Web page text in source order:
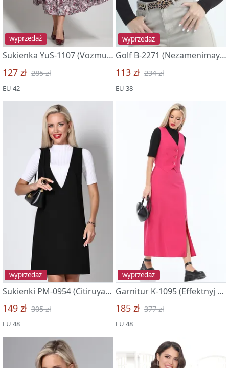
wyprzedaż
Sukienka YuS-1107 (Vozmutitelno krasivo, sharm nyu)
127 zł 285 zł
EU 42
wyprzedaż
Golf B-2271 (Nezamenimaya veshh, xit)
113 zł 234 zł
EU 38
wyprzedaż
Sukienki PM-0954 (Citiruya klassiku)
149 zł 305 zł
EU 48
wyprzedaż
Garnitur K-1095 (Effektnyj obraz)
185 zł 377 zł
EU 48